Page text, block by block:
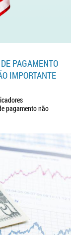
PAGAMENTO
IMPORTANTE
pagamento não